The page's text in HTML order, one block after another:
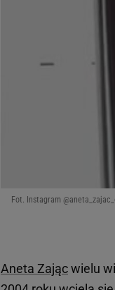
Fot. Instagram
Aneta Zającwielu